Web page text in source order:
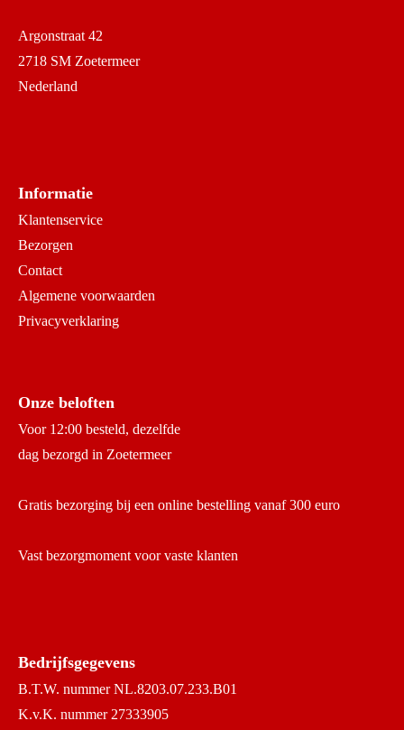
Argonstraat 42
2718 SM Zoetermeer
Nederland
Informatie
Klantenservice
Bezorgen
Contact
Algemene voorwaarden
Privacyverklaring
Onze beloften
Voor 12:00 besteld, dezelfde
dag bezorgd in Zoetermeer
Gratis bezorging bij een online bestelling vanaf 300 euro
Vast bezorgmoment voor vaste klanten
Bedrijfsgegevens
B.T.W. nummer NL.8203.07.233.B01
K.v.K. nummer 27333905